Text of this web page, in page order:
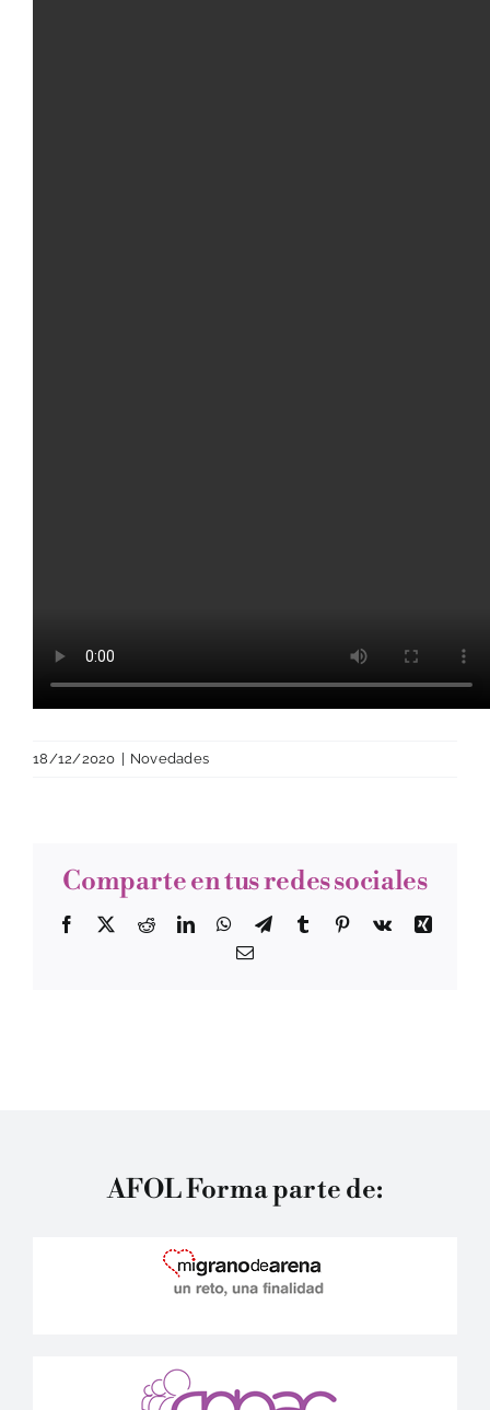
18/12/2020 | Novedades
Comparte en tus redes sociales
Facebook
TwitterRedditLinkedInWhatsApp
TelegramTumblr Pinterest
Vk
Xing
Correo
AFOL Forma parte de: